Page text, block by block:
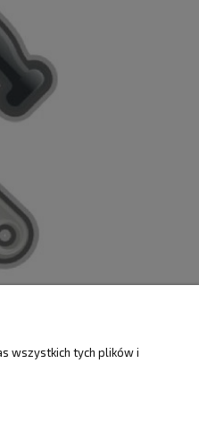
wszystkich tych plików i